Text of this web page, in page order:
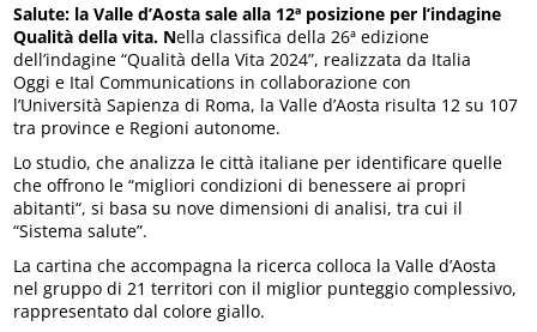
Salute: la Valle d’Aosta sale alla 12ª posizione per l’indagine
Qualità della vita. Nella classifica della 26ª edizione
dell’indagine “Qualità della Vita 2024”, realizzata da Italia
Oggi e Ital Communications in collaborazione con
l’Università Sapienza di Roma, la Valle d’Aosta risulta 12 su 107
tra province e Regioni autonome.
Lo studio, che analizza le città italiane per identificare quelle
che offrono le “migliori condizioni di benessere ai propri
abitanti“, si basa su nove dimensioni di analisi, tra cui il
“Sistema salute”.
La cartina che accompagna la ricerca colloca la Valle d’Aosta
nel gruppo di 21 territori con il miglior punteggio complessivo,
rappresentato dal colore giallo.